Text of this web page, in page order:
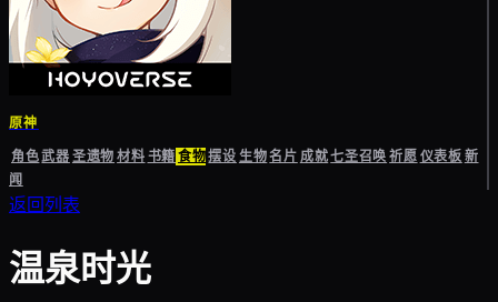
原神
角色武器圣遗物材料书籍食物摆设生物名片成就七圣召唤祈愿仪表板新
闻
返回列表
温泉时光